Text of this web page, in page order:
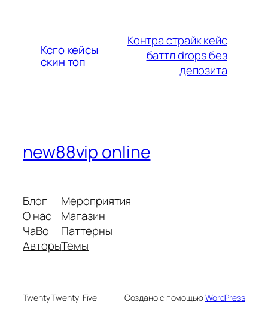
Ксго кейсы
скин топ
Контра страйк кейс
баттл drops без
депозита
new88vip online
Блог
О нас
ЧаВо
Авторы
Мероприятия
Магазин
Паттерны
Темы
Twenty Twenty-Five Создано с помощьюWordPress